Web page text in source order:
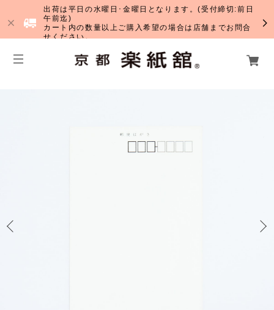
出荷は平日の水曜日･金曜日となります。(受付締切:前日
午前迄)
カート内の数量以上ご購入希望の場合は店舗までお問合
せください。